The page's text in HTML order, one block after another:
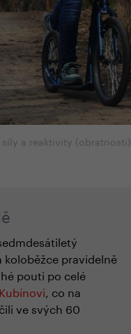
a reaktivity
koloběžce pravidelně
pouti po celé
, co na
ve svých 60